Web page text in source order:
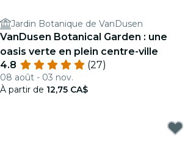
Jardin Botanique de VanDusen
VanDusen Botanical Garden : une
oasis verte en plein centre-ville
4.8
(27)
08 août - 03 nov.
À partir de 12,75 CA$